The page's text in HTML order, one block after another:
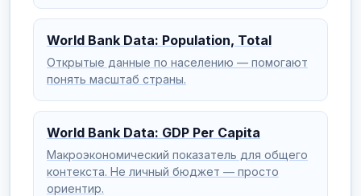
World Bank Data: Population, Total
Открытые данные по населению — помогают
понять масштаб страны.
World Bank Data: GDP Per Capita
Макроэкономический показатель для общего
контекста. Не личный бюджет — просто
ориентир.